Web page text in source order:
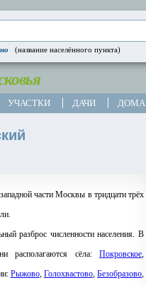
УЧАСТКИ ДАЧИ ДОМА
(название населённого пункта)
части Москвы в тридцати трёх
разброс численности населения. В
располагаются сёла: Покровское,
Рыжово, Голохвастово,Безобразово,